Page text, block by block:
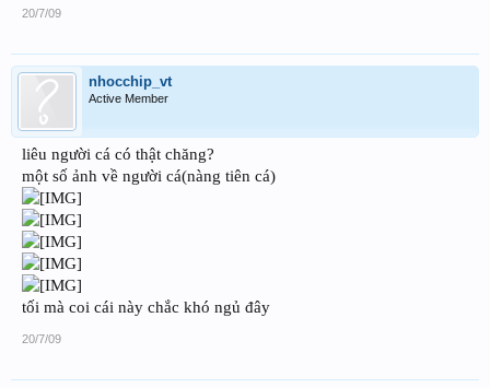
20/7/09
nhocchip_vt
Active Member
liêu người cá có thật chăng?
một số ảnh về người cá(nàng tiên cá)
tối mà coi cái này chắc khó ngủ đây
20/7/09